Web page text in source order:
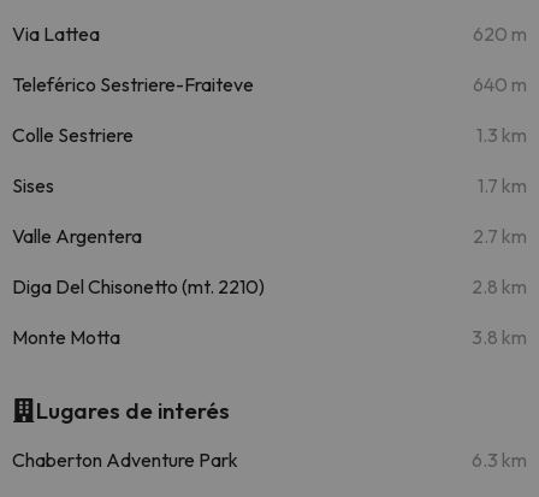
Via Lattea 620 m
Teleférico Sestriere-Fraiteve 640 m
Colle Sestriere 1.3 km
Sises 1.7 km
Valle Argentera 2.7 km
Diga Del Chisonetto (mt. 2210) 2.8 km
Monte Motta 3.8 km
Lugares de interés
Chaberton Adventure Park 6.3 km